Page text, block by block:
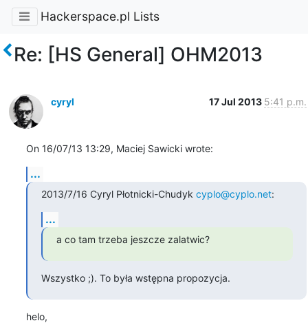
Hackerspace.pl Lists
Re: [HS General] OHM2013
cyryl 17 Jul 2013 5:41 p.m.
On 16/07/13 13:29, Maciej Sawicki wrote:
...
2013/7/16 Cyryl Płotnicki-Chudyk cyplo@cyplo.net:
...
a co tam trzeba jeszcze zalatwic?
Wszystko ;). To była wstępna propozycja.
helo,